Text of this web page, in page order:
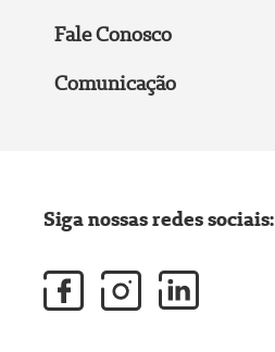
Fale Conosco
Comunicação
Siga nossas redes sociais: